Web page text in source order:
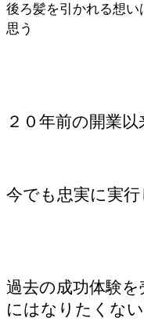
後ろ髪を引かれる想い
思う
２０年前の開業以
今でも忠実に実行
過去の成功体験
にはなりたくない